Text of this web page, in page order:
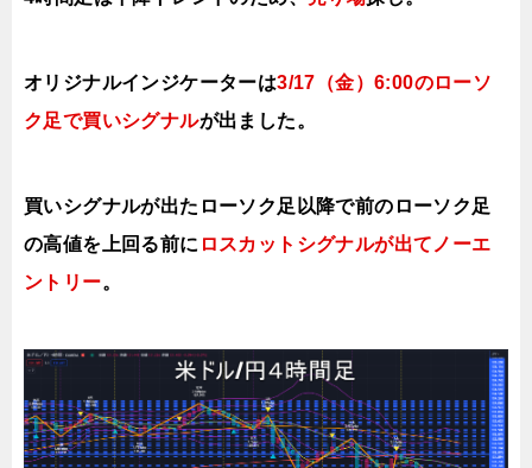
オリジナルインジケーターは3/17（金）6:00のローソ
ク足で買いシグナルが出ました。
買いシグナルが出たローソク足以降で前のローソク足
の高値を上 回る前に ロスカットシグナルが出てノーエ
ントリー。